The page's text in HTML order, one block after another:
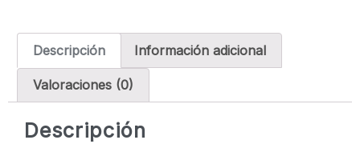
Descripción Información adicional
Valoraciones (0)
Descripción